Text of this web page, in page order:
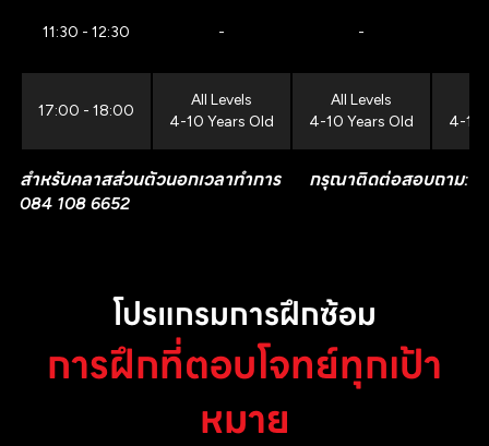
11:30 - 12:30 - -
17:00 - 18:00
All Levels
4-10 Years Old
All Levels
4-10 Years Old
4-10
สำหรับคลาสส่วนตัวนอกเวลาทำการ กรุณาติดต่อสอบถาม:
084 108 6652
โปรแกรมการฝึกซ้อม
การฝึกที่ตอบโจทย์ทุกเป้า
หมาย